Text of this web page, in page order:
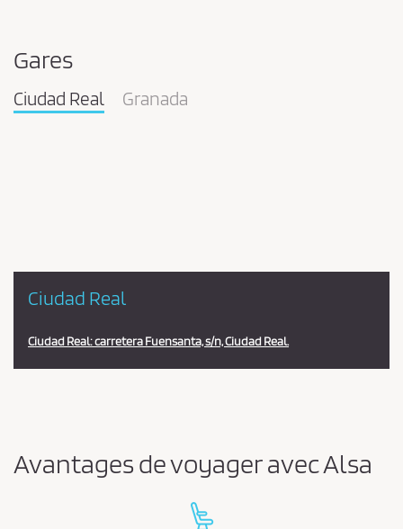
Gares
Ciudad Real Granada
Ciudad Real
Ciudad Real: carretera Fuensanta, s/n, Ciudad Real.
Avantages de voyager avec Alsa